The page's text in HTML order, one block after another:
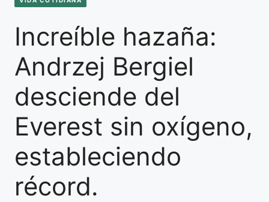
Increíble hazaña:
Andrzej Bergiel
desciende del
Everest sin oxígeno,
estableciendo
récord.